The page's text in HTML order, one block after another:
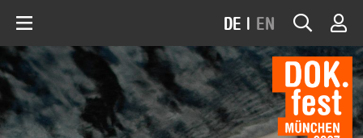
DE | EN